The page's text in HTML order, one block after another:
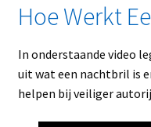
Hoe Werkt
In onderstaande video
uit wat een nachtbril is
helpen bij veiliger